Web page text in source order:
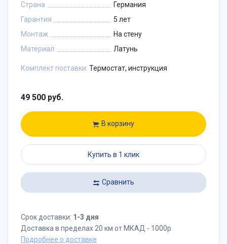
Страна
Германия
Гарантия
5 лет
Монтаж
На стену
Материал
Латунь
Комплект поставки: Термостат, инструкция
49 500 руб.
В корзину
Купить в 1 клик
Сравнить
Срок доставки: 1-3 дня
Доставка в пределах 20 км от МКАД - 1000р
Подробнее о доставке